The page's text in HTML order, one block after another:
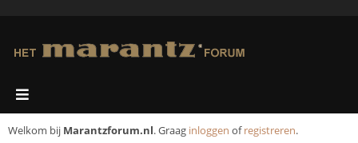
Welkom bij Marantzforum.nl. Graag inloggen ofregistreren.